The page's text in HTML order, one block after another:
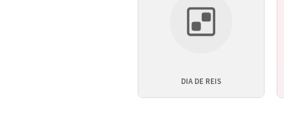
DIA DE REIS